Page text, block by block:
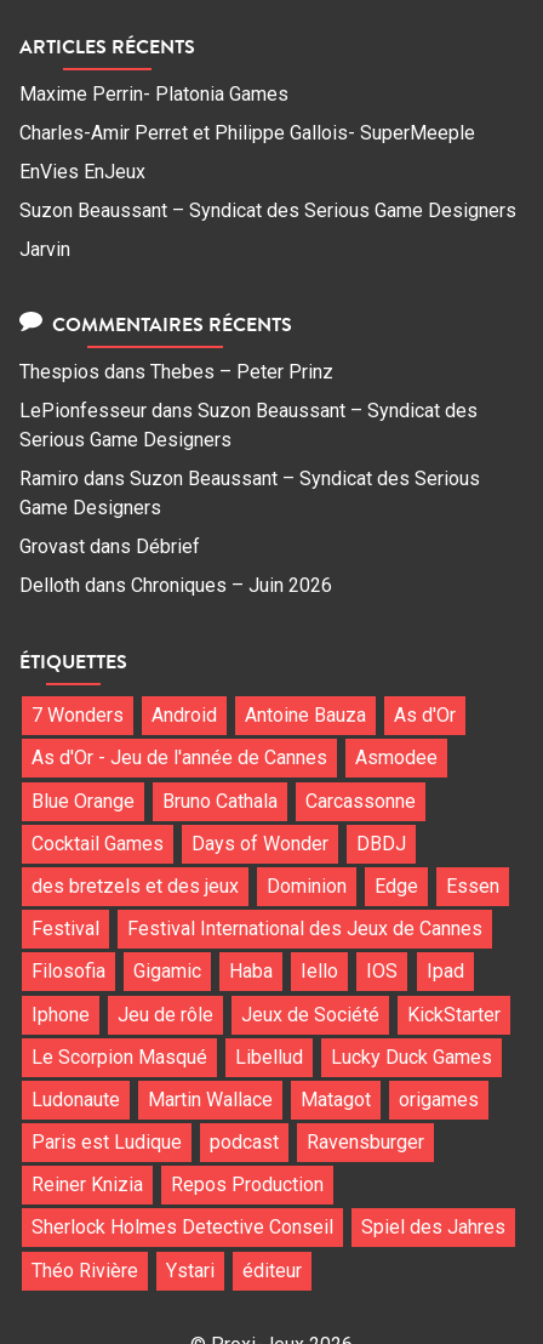
ARTICLES RÉCENTS
Maxime Perrin- Platonia Games
Charles-Amir Perret et Philippe Gallois- SuperMeeple
EnVies EnJeux
Suzon Beaussant – Syndicat des Serious Game Designers
Jarvin
COMMENTAIRES RÉCENTS
Thespios dans Thebes – Peter Prinz
LePionfesseur dans Suzon Beaussant – Syndicat des
Serious Game Designers
Ramiro dans Suzon Beaussant – Syndicat des Serious
Game Designers
Grovast dans Débrief
Delloth dans Chroniques – Juin 2026
ÉTIQUETTES
7 Wonders Android Antoine Bauza
As d'Or
As d'Or - Jeu de l'année de Cannes
Asmodee
Blue Orange
Bruno Cathala
Carcassonne
Cocktail Games
Days of Wonder
DBDJ
des bretzels et des jeux
Dominion Edge
Essen
Festival
Festival International des Jeux de Cannes
Filosofia
Gigamic Haba Iello IOS
Ipad
Iphone
Jeu de rôle Jeux de Société
KickStarter
Le Scorpion Masqué
Libellud
Lucky Duck Games
Ludonaute
Martin Wallace Matagot
origames
Paris est Ludique
podcast
Ravensburger
Reiner Knizia
Repos Production
Sherlock Holmes Detective Conseil
Spiel des Jahres
Théo Rivière
Ystari éditeur